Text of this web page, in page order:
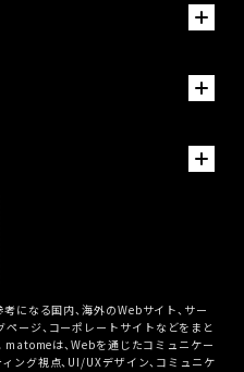
になる国内、海外のWebサイト、サー
ページ、コーポレートサイトなどをまと
は、Webを通じたコミュニケー
ング視点、UI/UXデザイン、コミュニケ